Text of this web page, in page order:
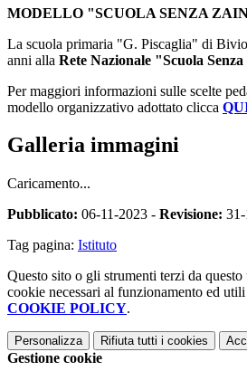
MODELLO "SCUOLA SENZA
La scuola primaria "G. Piscaglia" di
anni alla Rete Nazionale "Scuola
Per maggiori informazioni sulle scelte
modello organizzativo adottato clicca
Galleria immagini
Caricamento...
Pubblicato: 06-11-2023 - Revisione:
Tag pagina: Istituto
Questo sito o gli strumenti terzi da
cookie necessari al funzionamento ed
COOKIE POLICY.
Personalizza Rifiuta tutti i cookies
Gestione cookie